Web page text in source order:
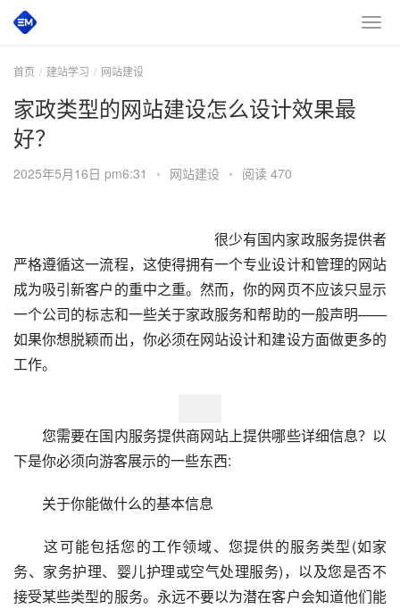
首页 建站学习 网站建设
家政类型的网站建设怎么设计效果最
好？
2025年5月16日 pm6:31 • 网站建设 • 阅读 470
很少有国内家政服务提供者
严格遵循这一流程，这使得拥有一个专业设计和管理的网站
成为吸引新客户的重中之重。然而，你的网页不应该只显示
一个公司的标志和一些关于家政服务和帮助的一般声明——
如果你想脱颖而出，你必须在网站设计和建设方面做更多的
工作。
您需要在国内服务提供商网站上提供哪些详细信息？以
下是你必须向游客展示的一些东西:
关于你能做什么的基本信息
这可能包括您的工作领域、您提供的服务类型(如家
务、家务护理、婴儿护理或空气处理服务)，以及您是否不
接受某些类型的服务。永远不要以为潜在客户会知道他们能